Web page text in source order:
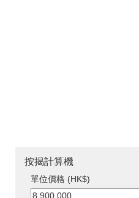
按揭計算機
單位價格 (HK$)